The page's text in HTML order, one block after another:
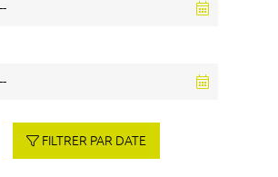
FILTRER PAR DATE